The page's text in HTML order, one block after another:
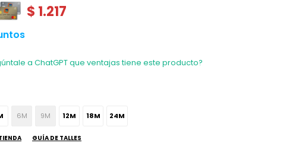
$ 1.217
a ChatGPT que ventajas tiene este producto?
6M 9M 12M 18M 24M
GUÍA DE TALLES